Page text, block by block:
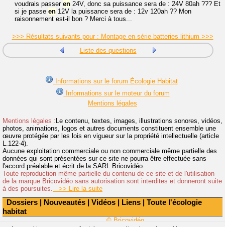
Dossiers | Nouveautés | Vidéos | Liens | Toute l'écologie
habitat
voudrais passer en 24V, donc sa puissance sera de : 24V 80ah ??? Et
si je passe en 12V la puissance sera de : 12v 120ah ?? Mon
raisonnement est-il bon ? Merci à tous...
>>> Résultats suivants pour : Montage en série batteries lithium >>>
Liste des questions
Informations sur le forum Écologie Habitat
Informations sur le moteur du forum
Mentions légales
Mentions légales : Le contenu, textes, images, illustrations sonores, vidéos,
photos, animations, logos et autres documents constituent ensemble une
œuvre protégée par les lois en vigueur sur la propriété intellectuelle (article
L.122-4).
Aucune exploitation commerciale ou non commerciale même partielle des
données qui sont présentées sur ce site ne pourra être effectuée sans
l'accord préalable et écrit de la SARL Bricovidéo.
Toute reproduction même partielle du contenu de ce site et de l'utilisation
de la marque Bricovidéo sans autorisation sont interdites et donneront suite
à des poursuites. >> Lire la suite
© Bricovidéo